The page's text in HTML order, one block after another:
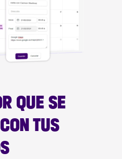
QUE SE
TUS